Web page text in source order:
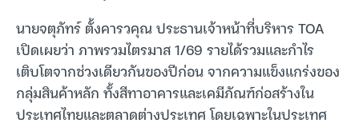
นายจตุภัทร์ ตั้งคารวคุณ ประธานเจ้าหน้าที่บริหาร TOA
เปิดเผยว่า ภาพรวมไตรมาส 1/69 รายได้รวมและกำไร
เติบโตจากช่วงเดียวกันของปีก่อน จากความแข็งแกร่งของ
กลุ่มสินค้าหลัก ทั้งสีทาอาคารและเคมีภัณฑ์ก่อสร้างใน
ประเทศไทยและตลาดต่างประเทศ โดยเฉพาะในประเทศ